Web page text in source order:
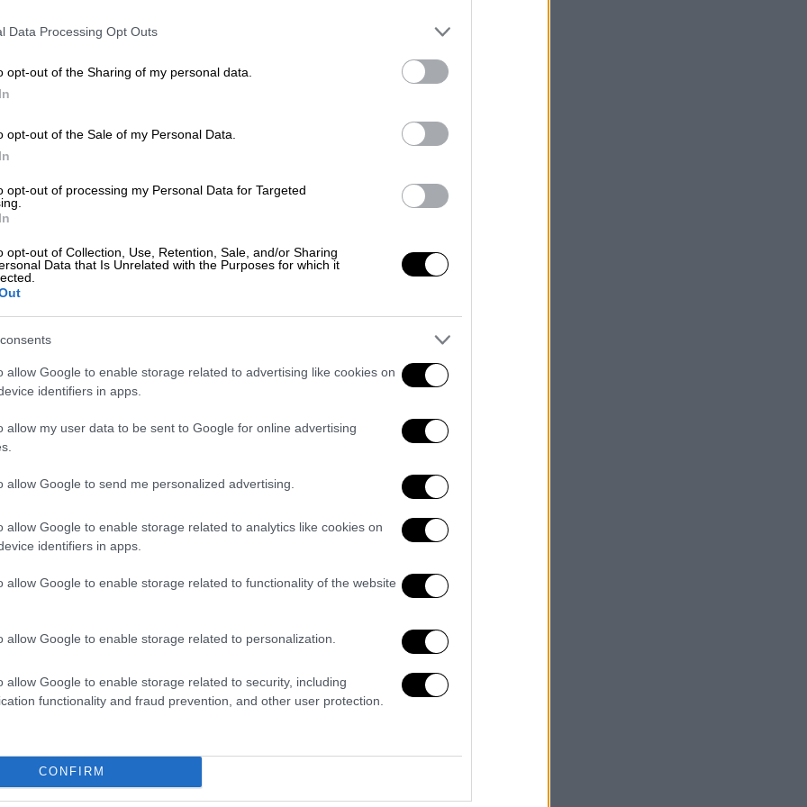
Data Processing Opt Outs
opt-out of the Sharing of my personal data.
opt-out of the Sale of my Personal Data.
opt-out of processing my Personal Data for Targeted
opt-out of Collection, Use, Retention, Sale, and/or Sharing
Data that Is Unrelated with the Purposes for which it
allow Google to enable storage related to advertising like cookies on
identifiers in apps.
allow my user data to be sent to Google for online advertising
allow Google to send me personalized advertising.
allow Google to enable storage related to analytics like cookies on
identifiers in apps.
allow Google to enable storage related to functionality of the website
allow Google to enable storage related to personalization.
allow Google to enable storage related to security, including
functionality and fraud prevention, and other user protection.
CONFIRM
αποκλεισμός για τον Στέφανο
έφτασε στα 8,49μ. με άνεμο -0.6,
του προσπάθεια,
εξαιρετική κατάσταση στην οποία
με οκτάμετρα άλματα, χωρίς όμως να
συνέχεια, μαζί με τον Γιώργο Πομάσκι,
ανέβασε σταδιακά την απόδοσή του. Στην
8.29μ., στην πέμπτη στα 8.19μ. και στην
φτάνοντας στα 8.49μ. και
επίδοση καθώς προ ημερών είχε